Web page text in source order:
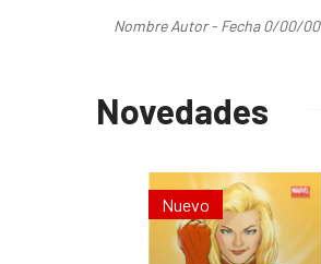
Nombre Autor - Fecha 0/00/00
Novedades
Nuevo